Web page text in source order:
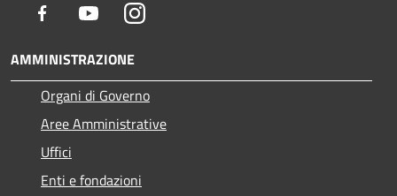
Facebook YoutubeInstagram
AMMINISTRAZIONE
Organi di Governo
Aree Amministrative
Uffici
Enti e fondazioni